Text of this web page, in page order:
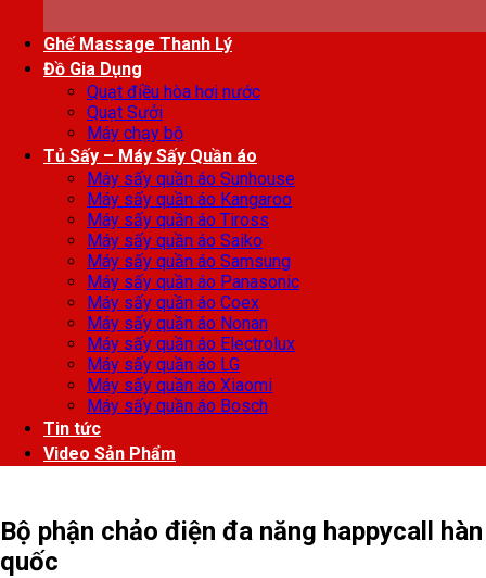
Ghế Massage Thanh Lý
Đồ Gia Dụng
Quạt điều hòa hơi nước
Quạt Sưởi
Máy chạy bộ
Tủ Sấy – Máy Sấy Quần áo
Máy sấy quần áo Sunhouse
Máy sấy quần áo Kangaroo
Máy sấy quần áo Tiross
Máy sấy quần áo Saiko
Máy sấy quần áo Samsung
Máy sấy quần áo Panasonic
Máy sấy quần áo Coex
Máy sấy quần áo Nonan
Máy sấy quần áo Electrolux
Máy sấy quần áo LG
Máy sấy quần áo Xiaomi
Máy sấy quần áo Bosch
Tin tức
Video Sản Phẩm
Bộ phận chảo điện đa năng happycall hàn
quốc